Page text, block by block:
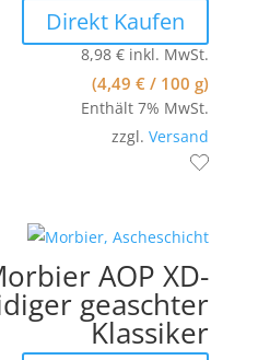
Direkt Kaufen
8,98€ inkl. MwSt.
(4,49€ / 100 g)
Enthält 7% MwSt.
zzgl.Versand
AOP XD-
geaschter
Klassiker